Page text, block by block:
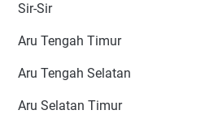
Sir-Sir
Aru Tengah Timur
Aru Tengah Selatan
Aru Selatan Timur